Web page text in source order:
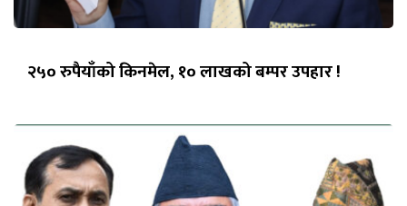
२५० रुपैयाँको किनमेल, १० लाखको बम्पर उपहार !